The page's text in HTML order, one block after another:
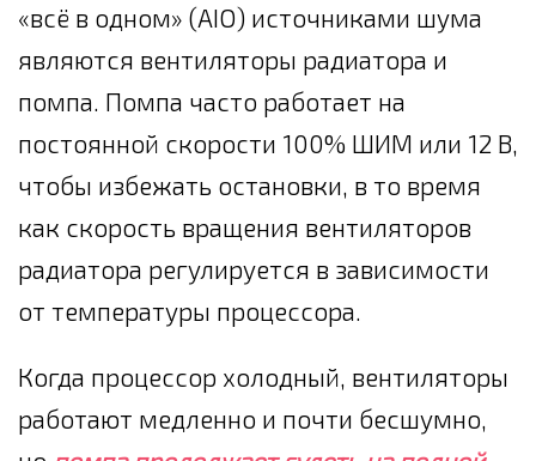
«всё в одном» (AIO) источниками шума
являются вентиляторы радиатора и
помпа. Помпа часто работает на
постоянной скорости 100% ШИМ или 12 В,
чтобы избежать остановки, в то время
как скорость вращения вентиляторов
радиатора регулируется в зависимости
от температуры процессора.
Когда процессор холодный, вентиляторы
работают медленно и почти бесшумно,